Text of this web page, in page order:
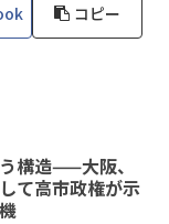
コピー
構造——大阪、
て高市政権が示